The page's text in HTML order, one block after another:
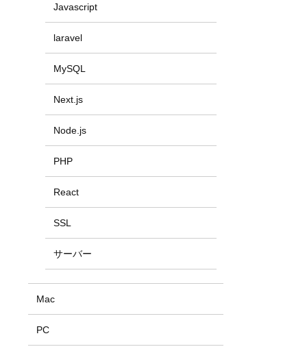
Javascript
laravel
MySQL
Next.js
Node.js
PHP
React
SSL
サーバー
Mac
PC